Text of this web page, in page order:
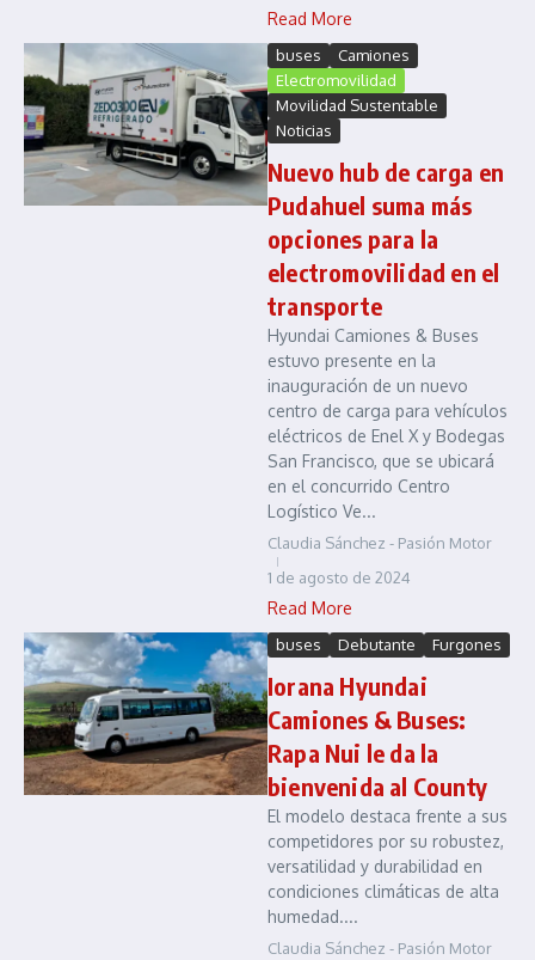
Read More
buses
Camiones
Electromovilidad
Movilidad Sustentable
Noticias
Nuevo hub de carga en
Pudahuel suma más
opciones para la
electromovilidad en el
transporte
Hyundai Camiones & Buses
estuvo presente en la
inauguración de un nuevo
centro de carga para vehículos
eléctricos de Enel X y Bodegas
San Francisco, que se ubicará
en el concurrido Centro
Logístico Ve...
Claudia Sánchez - Pasión Motor
1 de agosto de 2024
Read More
buses Debutante Furgones
Iorana Hyundai
Camiones & Buses:
Rapa Nui le da la
bienvenida al County
El modelo destaca frente a sus
competidores por su robustez,
versatilidad y durabilidad en
condiciones climáticas de alta
humedad....
Claudia Sánchez - Pasión Motor